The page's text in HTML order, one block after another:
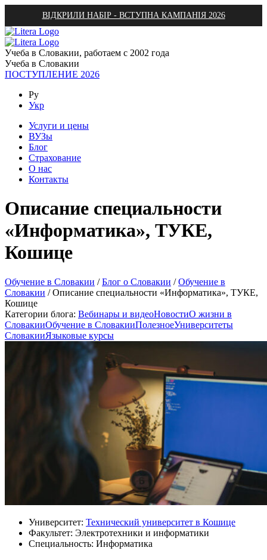
ВІДКРИЛИ НАБІР - ВСТУПНА КАМПАНІЯ 2026
Учеба в Словакии, работаем с 2002 года
Учеба в Словакии
ПОСТУПЛЕНИЕ 2026
Ру
Укр
Услуги и цены
ВУЗы
Блог
Страхование
О нас
Контакты
Описание специальности
«Информатика», ТУКЕ,
Кошице
Обучение в Словакии /Блог о Словакии /Обучение в
Словакии /Описание специальности «Информатика», ТУКЕ,
Кошице
Категории блога: Вебинары и видеоНовостиО жизни в
СловакииОбучение в СловакииПолезноеУниверситеты
СловакииЯзыковые курсы
Университет: Технический университет в Кошице
Факультет: Электротехники и информатики
Специальность: Информатика